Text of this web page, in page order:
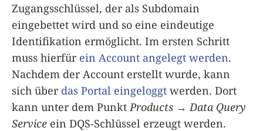
Zugangsschlüssel, der als Subdomain
eingebettet wird und so eine eindeutige
Identifikation ermöglicht. Im ersten Schritt
muss hierfür ein Account angelegt werden.
Nachdem der Account erstellt wurde, kann
sich über das Portal eingeloggt werden. Dort
kann unter dem Punkt Products → Data Query
Service ein DQS-Schlüssel erzeugt werden.